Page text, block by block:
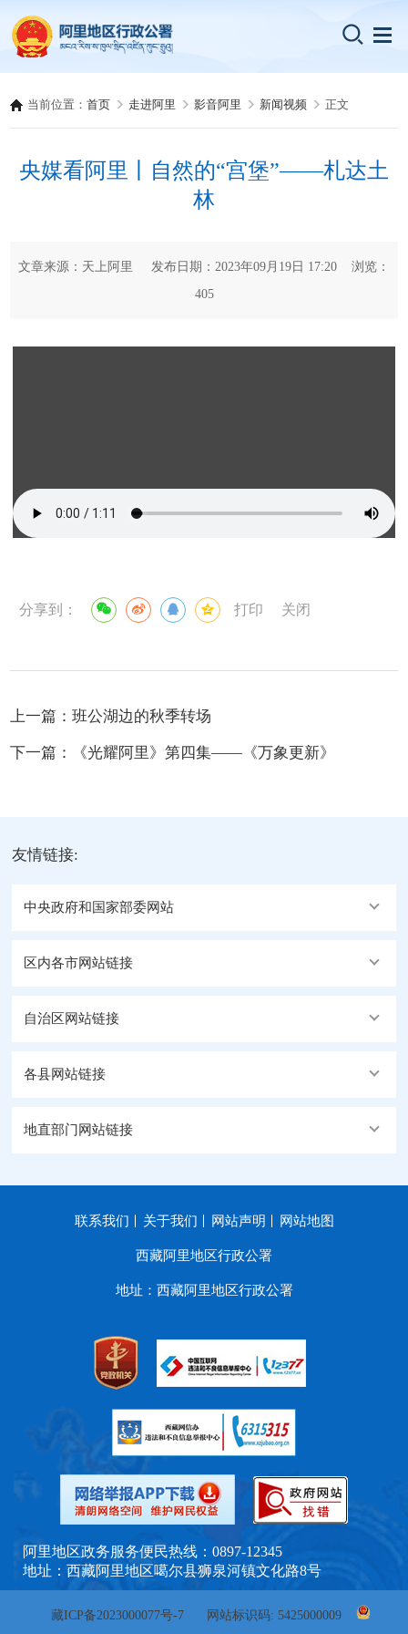
当前位置：首页 走进阿里 影音阿里 新闻视频 正文
央媒看阿里丨自然的“宫堡”——札达土
林
文章来源：天上阿里 发布日期：2023年09月19日 17:20 浏览：
405
分享到： 打印 关闭
上一篇：班公湖边的秋季转场
下一篇： 《光耀阿里》第四集——《万象更新》
友情链接:
中央政府和国家部委网站
区内各市网站链接
自治区网站链接
各县网站链接
地直部门网站链接
联系我们 关于我们 网站声明 网站地图
西藏阿里地区行政公署
地址：西藏阿里地区行政公署
阿里地区政务服务便民热线：0897-12345
地址：西藏阿里地区噶尔县狮泉河镇文化路8号
藏ICP备2023000077号-7 网站标识码: 5425000009